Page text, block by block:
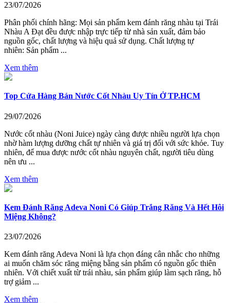
23/07/2026
Phân phối chính hãng: Mọi sản phẩm kem đánh răng nhàu tại Trái
Nhàu A Đạt đều được nhập trực tiếp từ nhà sản xuất, đảm bảo
nguồn gốc, chất lượng và hiệu quả sử dụng. Chất lượng tự
nhiên: Sản phẩm ...
Xem thêm
Top Cửa Hàng Bán Nước Cốt Nhàu Uy Tín Ở TP.HCM
29/07/2026
Nước cốt nhàu (Noni Juice) ngày càng được nhiều người lựa chọn
nhờ hàm lượng dưỡng chất tự nhiên và giá trị đối với sức khỏe. Tuy
nhiên, để mua được nước cốt nhàu nguyên chất, người tiêu dùng
nên ưu ...
Xem thêm
Kem Đánh Răng Adeva Noni Có Giúp Trắng Răng Và Hết Hôi
Miệng Không?
23/07/2026
Kem đánh răng Adeva Noni là lựa chọn đáng cân nhắc cho những
ai muốn chăm sóc răng miệng bằng sản phẩm có nguồn gốc thiên
nhiên. Với chiết xuất từ trái nhàu, sản phẩm giúp làm sạch răng, hỗ
trợ giảm ...
Xem thêm